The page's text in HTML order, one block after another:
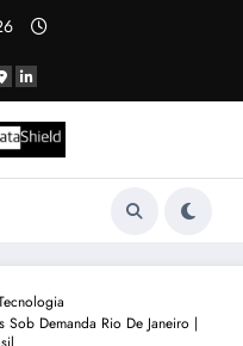
Sob Demanda Rio De Janeiro |